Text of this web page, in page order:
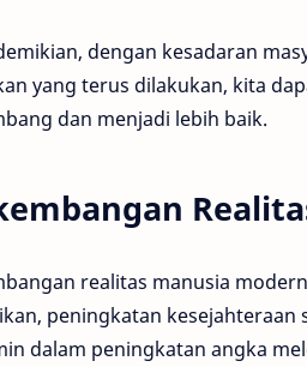
dengan kesadaran
yang terus dilakukan, kita
dan menjadi lebih baik.
realitas manusia
peningkatan kesejahteraan
dalam peningkatan angka